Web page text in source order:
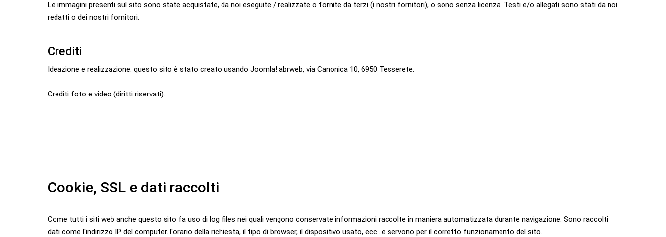
Le immagini presenti sul sito sono state acquistate, da noi eseguite / realizzate o fornite da terzi (i nostri fornitori), o sono senza licenza. Testi e/o allegati sono stati da noi
redatti o dei nostri fornitori.
Crediti
Ideazione e realizzazione: questo sito è stato creato usando Joomla! abrweb, via Canonica 10, 6950 Tesserete.
Crediti foto e video (diritti riservati).
Cookie, SSL e dati raccolti
Come tutti i siti web anche questo sito fa uso di log files nei quali vengono conservate informazioni raccolte in maniera automatizzata durante navigazione. Sono raccolti
dati come l'indirizzo IP del computer, l'orario della richiesta, il tipo di browser, il dispositivo usato, ecc...e servono per il corretto funzionamento del sito.